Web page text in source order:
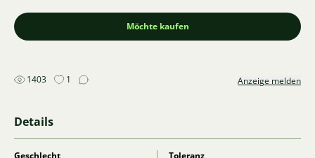
Möchte kaufen
1403 1 Anzeige melden
Details
Geschlecht
Toleranz